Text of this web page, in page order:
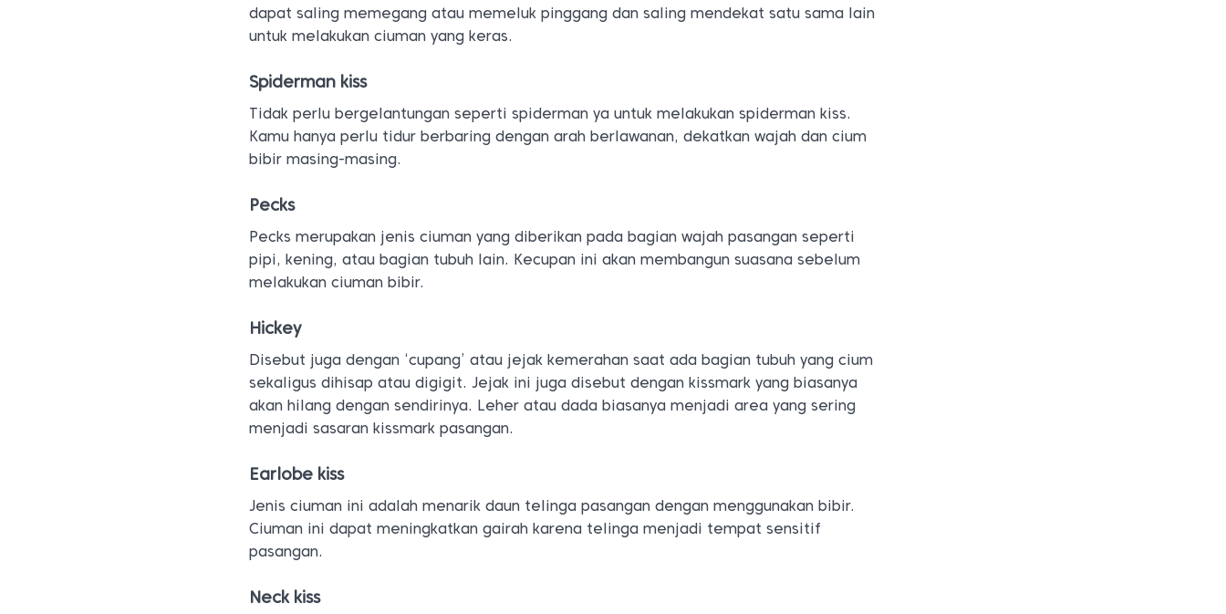
dapat saling memegang atau memeluk pinggang dan saling mendekat satu sama lain
untuk melakukan ciuman yang keras.
Spiderman kiss
Tidak perlu bergelantungan seperti spiderman ya untuk melakukan spiderman kiss.
Kamu hanya perlu tidur berbaring dengan arah berlawanan, dekatkan wajah dan cium
bibir masing-masing.
Pecks
Pecks merupakan jenis ciuman yang diberikan pada bagian wajah pasangan seperti
pipi, kening, atau bagian tubuh lain. Kecupan ini akan membangun suasana sebelum
melakukan ciuman bibir.
Hickey
Disebut juga dengan ‘cupang’ atau jejak kemerahan saat ada bagian tubuh yang cium
sekaligus dihisap atau digigit. Jejak ini juga disebut dengan kissmark yang biasanya
akan hilang dengan sendirinya. Leher atau dada biasanya menjadi area yang sering
menjadi sasaran kissmark pasangan.
Earlobe kiss
Jenis ciuman ini adalah menarik daun telinga pasangan dengan menggunakan bibir.
Ciuman ini dapat meningkatkan gairah karena telinga menjadi tempat sensitif
pasangan.
Neck kiss